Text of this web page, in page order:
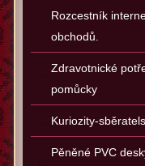
Rozcestník
obchodů.
Zdravotnické
pomůcky
Kuriozity-
Pěněné PVC